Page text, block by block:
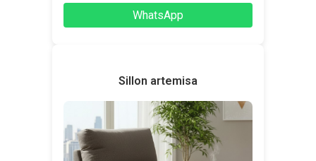
WhatsApp
Sillon artemisa